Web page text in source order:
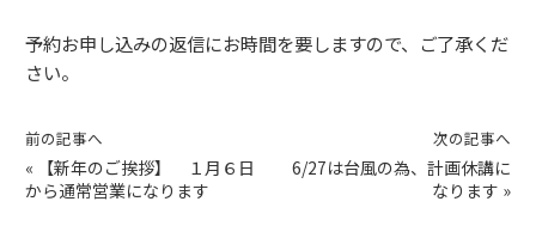
予約お申し込みの返信にお時間を要しますので、ご了承くだ
さい。
前の記事へ
«
【新年のご挨拶】 １月６日
から通常営業になります
次の記事へ
6/27は台風の為、計画休講に
なります »